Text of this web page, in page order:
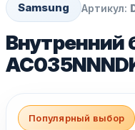
Samsung Артикул:
Внутренний
Популярный выбор